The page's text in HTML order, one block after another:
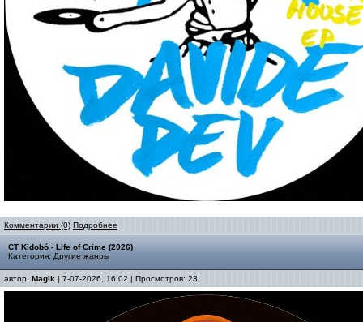
Комментарии (0) Подробнее
CT Kidobó - Life of Crime (2026)
Категория: Другие жанры
автор: Magik | 7-07-2026, 16:02 | Просмотров: 23